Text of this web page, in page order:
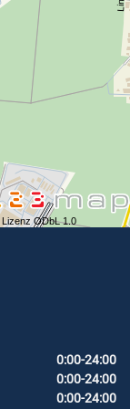
Lizenz ODbL 1.0
0:00-24:00
0:00-24:00
0:00-24:00